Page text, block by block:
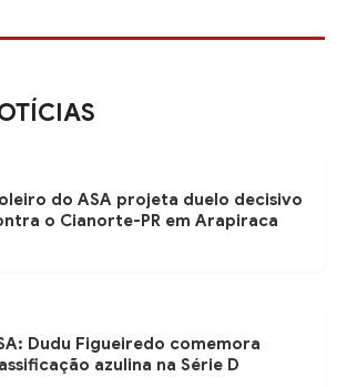
do ASA projeta duelo decisivo
o Cianorte-PR em Arapiraca
Dudu Figueiredo comemora
azulina na Série D